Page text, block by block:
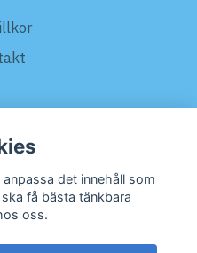
nyhetsbrev
det innehåll som
få bästa tänkbara
oss.